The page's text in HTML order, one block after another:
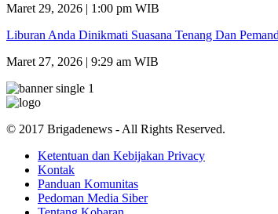
Maret 29, 2026 | 1:00 pm WIB
Liburan Anda Dinikmati Suasana Tenang Dan
Maret 27, 2026 | 9:29 am WIB
© 2017 Brigadenews - All Rights Reserved.
Ketentuan dan Kebijakan Privacy
Kontak
Panduan Komunitas
Pedoman Media Siber